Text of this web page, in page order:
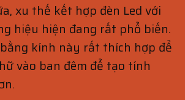
xu thế kết hợp đèn Led với
hiệu hiện đang rất phổ biến.
kính này rất thích hợp để
vào ban đêm để tạo tính